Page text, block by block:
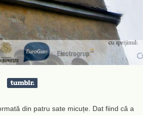
din patru sate micuțe. Dat fiind că a